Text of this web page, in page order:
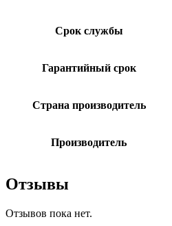
Срок службы
Гарантийный срок
Страна производитель
Производитель
Отзывы
Отзывов пока нет.